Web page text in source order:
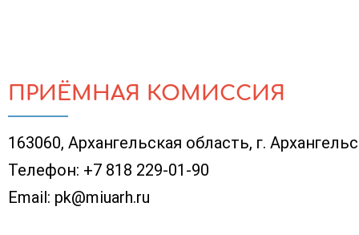
ПРИЁМНАЯ КОМИССИЯ
163060, Архангельская область, г.
Телефон: +7 818 229-01-90
Email: pk@miuarh.ru